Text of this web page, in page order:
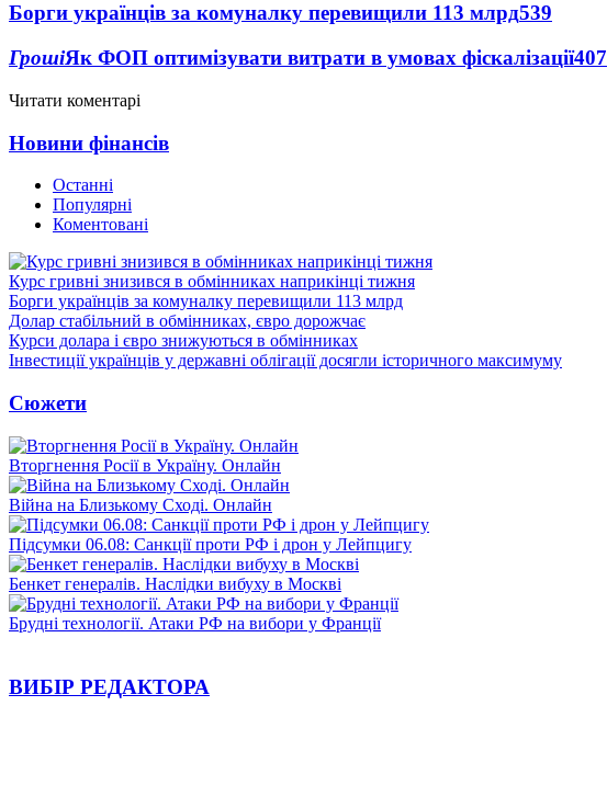
Борги українців за комуналку перевищили 113 млрд539
ГрошіЯк ФОП оптимізувати витрати в умовах фіскалізації407
Читати коментарі
Новини фінансів
Останні
Популярні
Коментовані
Курс гривні знизився в обмінниках наприкінці тижня
Борги українців за комуналку перевищили 113 млрд
Долар стабільний в обмінниках, євро дорожчає
Курси долара і євро знижуються в обмінниках
Інвестиції українців у державні облігації досягли історичного максимуму
Сюжети
Вторгнення Росії в Україну. Онлайн
Війна на Близькому Сході. Онлайн
Підсумки 06.08: Санкції проти РФ і дрон у Лейпцигу
Бенкет генералів. Наслідки вибуху в Москві
Брудні технології. Атаки РФ на вибори у Франції
ВИБІР РЕДАКТОРА